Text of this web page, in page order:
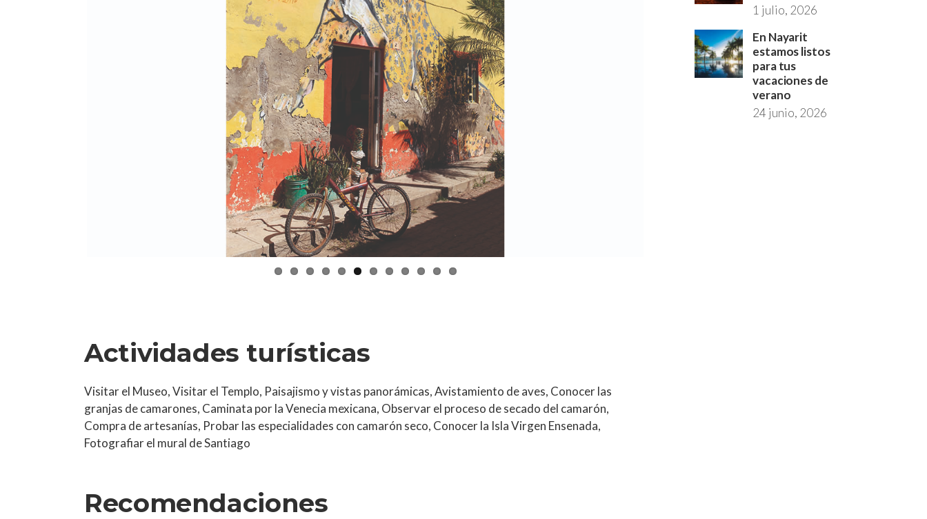
Actividades turísticas
Visitar el Museo, Visitar el Templo, Paisajismo y vistas panorámicas, Avistamiento de aves, Conocer las
granjas de camarones, Caminata por la Venecia mexicana, Observar el proceso de secado del camarón,
Compra de artesanías, Probar las especialidades con camarón seco, Conocer la Isla Virgen Ensenada,
Fotografiar el mural de Santiago
Recomendaciones
1 julio, 2026
En Nayarit
estamos listos
para tus
vacaciones de
verano
24 junio, 2026